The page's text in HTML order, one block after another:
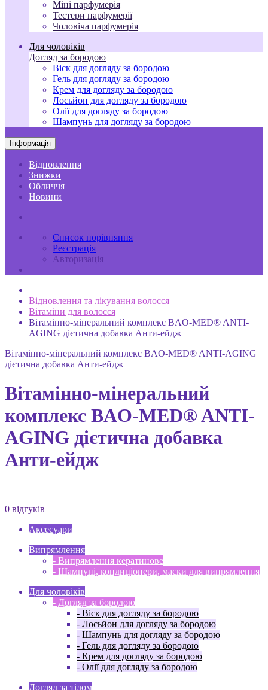
Міні парфумерія
Тестери парфумерії
Чоловіча парфумерія
Для чоловіків
Догляд за бородою
Віск для догляду за бородою
Гель для догляду за бородою
Крем для догляду за бородою
Лосьйон для догляду за бородою
Олії для догляду за бородою
Шампунь для догляду за бородою
Інформація
Відновлення
Знижки
Обличчя
Новини
Список порівняння
Реєстрація
Авторизація
Відновлення та лікування волосся
Вітаміни для волосся
Вітамінно-мінеральний комплекс BAO-MED® ANTI-
AGING дієтична добавка Анти-ейдж
Вітамінно-мінеральний комплекс BAO-MED® ANTI-AGING
дієтична добавка Анти-ейдж
Вітамінно-мінеральний
комплекс BAO-MED® ANTI-
AGING дієтична добавка
Анти-ейдж
0 відгуків
Аксесуари
Випрямлення
- Випрямлення кератинове
- Шампуні, кондиціонери, маски для випрямлення
Для чоловіків
- Догляд за бородою
- Віск для догляду за бородою
- Лосьйон для догляду за бородою
- Шампунь для догляду за бородою
- Гель для догляду за бородою
- Крем для догляду за бородою
- Олії для догляду за бородою
Догляд за тілом